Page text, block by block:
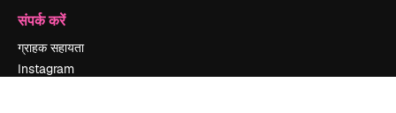
संपर्क करें
ग्राहक सहायता
Instagram